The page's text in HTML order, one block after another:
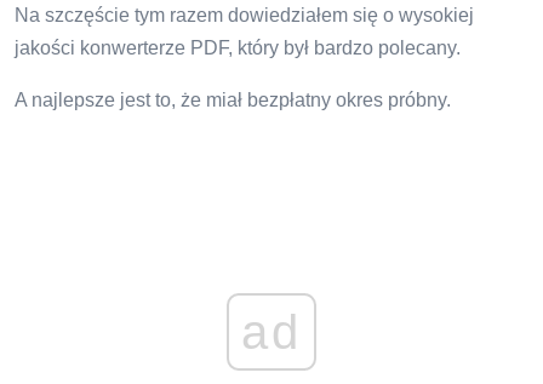
Na szczęście tym razem dowiedziałem się o wysokiej
jakości konwerterze PDF, który był bardzo polecany.
A najlepsze jest to, że miał bezpłatny okres próbny.
ad